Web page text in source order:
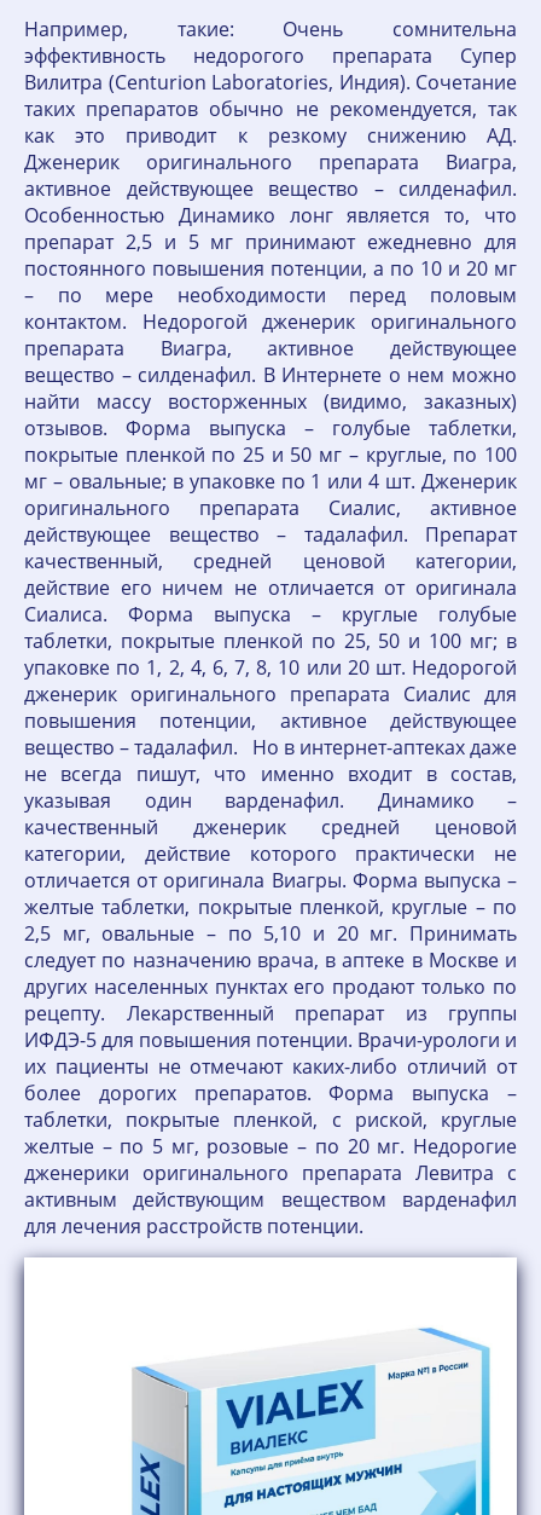
Например, такие: Очень сомнительна
эффективность недорогого препарата Супер
Вилитра (Centurion Laboratories, Индия). Сочетание
таких препаратов обычно не рекомендуется, так
как это приводит к резкому снижению АД.
Дженерик оригинального препарата Виагра,
активное действующее вещество – силденафил.
Особенностью Динамико лонг является то, что
препарат 2,5 и 5 мг принимают ежедневно для
постоянного повышения потенции, а по 10 и 20 мг
– по мере необходимости перед половым
контактом. Недорогой дженерик оригинального
препарата Виагра, активное действующее
вещество – силденафил. В Интернете о нем можно
найти массу восторженных (видимо, заказных)
отзывов. Форма выпуска – голубые таблетки,
покрытые пленкой по 25 и 50 мг – круглые, по 100
мг – овальные; в упаковке по 1 или 4 шт. Дженерик
оригинального препарата Сиалис, активное
действующее вещество – тадалафил. Препарат
качественный, средней ценовой категории,
действие его ничем не отличается от оригинала
Сиалиса. Форма выпуска – круглые голубые
таблетки, покрытые пленкой по 25, 50 и 100 мг; в
упаковке по 1, 2, 4, 6, 7, 8, 10 или 20 шт. Недорогой
дженерик оригинального препарата Сиалис для
повышения потенции, активное действующее
вещество – тадалафил. Но в интернет-аптеках даже
не всегда пишут, что именно входит в состав,
указывая один варденафил. Динамико –
качественный дженерик средней ценовой
категории, действие которого практически не
отличается от оригинала Виагры. Форма выпуска –
желтые таблетки, покрытые пленкой, круглые – по
2,5 мг, овальные – по 5,10 и 20 мг. Принимать
следует по назначению врача, в аптеке в Москве и
других населенных пунктах его продают только по
рецепту. Лекарственный препарат из группы
ИФДЭ-5 для повышения потенции. Врачи-урологи и
их пациенты не отмечают каких-либо отличий от
более дорогих препаратов. Форма выпуска –
таблетки, покрытые пленкой, с риской, круглые
желтые – по 5 мг, розовые – по 20 мг. Недорогие
дженерики оригинального препарата Левитра с
активным действующим веществом варденафил
для лечения расстройств потенции.